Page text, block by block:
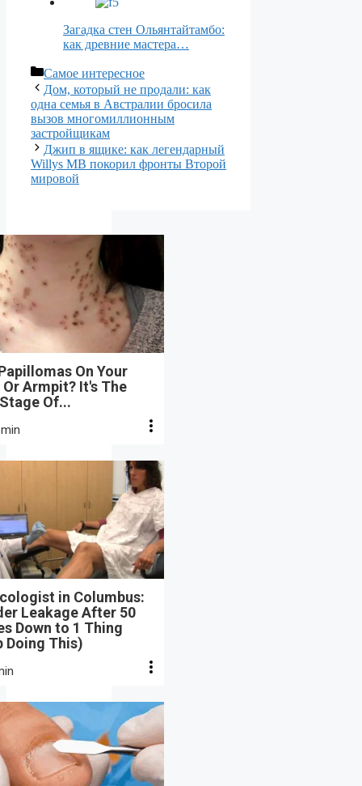
Загадка стен Ольянтайтамбо:
как древние мастера…
Рубрики
Самое интересное
Дом, который не продали: как
одна семья в Австралии бросила
вызов многомиллионным
застройщикам
Джип в ящике: как легендарный
Willys MB покорил фронты Второй
мировой
On Your
Armpit? It's The
Of...
in Columbus:
Leakage After 50
Down to 1 Thing
Doing This)